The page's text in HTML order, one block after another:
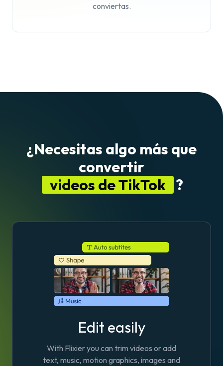
conviertas.
¿Necesitas algo más que
convertir
videos de TikTok ?
Edit easily
With Flixier you can trim videos or add
text, music, motion graphics, images and